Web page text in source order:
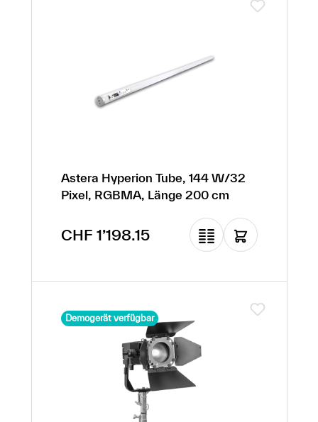
Astera Hyperion Tube, 144 W/32
Pixel, RGBMA, Länge 200 cm
Regulärer Preis:
CHF 1’198.15
Demogerät verfügbar